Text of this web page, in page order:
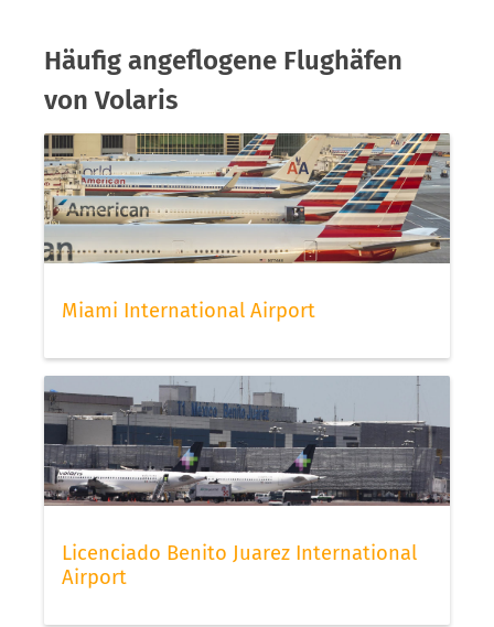
Häufig angeflogene Flughäfen
von Volaris
Miami International Airport
Licenciado Benito Juarez International
Airport